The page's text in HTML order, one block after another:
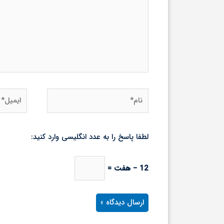
ایمیل*
لطفا پاسخ را به عدد انگلیسی وارد کنید:
12 − هفت =